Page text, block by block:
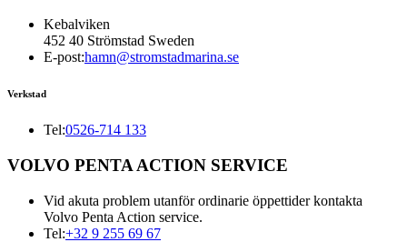
Kebalviken
452 40 Strömstad Sweden
E-post:hamn@stromstadmarina.se
Verkstad
Tel:0526-714 133
VOLVO PENTA ACTION SERVICE
Vid akuta problem utanför ordinarie öppettider kontakta
Volvo Penta Action service.
Tel:+32 9 255 69 67